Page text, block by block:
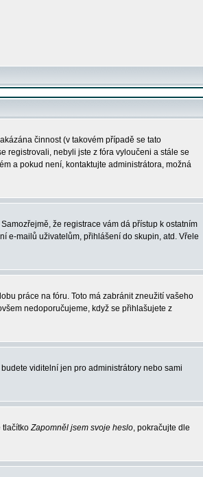
činnost (v takovém případě se tato
registrovali, nebyli jste z fóra vyloučeni a stále se
a pokud není, kontaktujte administrátora, možná
že registrace vám dá přístup k ostatním
e-mailů uživatelům, přihlášení do skupin, atd. Vřele
práce na fóru. Toto má zabránit zneužití vašeho
nedoporučujeme, když se přihlašujete z
budete viditelní jen pro administrátory nebo sami
tlačítkoZapomněl jsem svoje heslo, pokračujte dle